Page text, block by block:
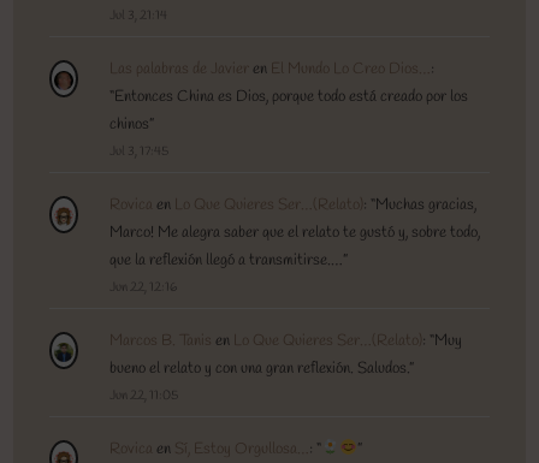
Jul 3, 21:14
Las palabras de Javier en El Mundo Lo Creo Dios… :
“Entonces China es Dios, porque todo está creado por los
chinos”
Jul 3, 17:45
Rovica en Lo Que Quieres Ser…(Relato) : “Muchas gracias,
Marco! Me alegra saber que el relato te gustó y, sobre todo,
que la reflexión llegó a transmitirse.…”
Jun 22, 12:16
Marcos B. Tanis en Lo Que Quieres Ser…(Relato) : “Muy
bueno el relato y con una gran reflexión. Saludos.”
Jun 22, 11:05
Rovica en Sí, Estoy Orgullosa… : “ ”